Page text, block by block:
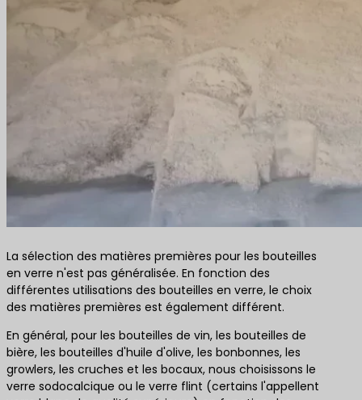
La sélection des matières premières pour les bouteilles
en verre n'est pas généralisée. En fonction des
différentes utilisations des bouteilles en verre, le choix
des matières premières est également différent.
En général, pour les bouteilles de vin, les bouteilles de
bière, les bouteilles d'huile d'olive, les bonbonnes, les
growlers, les cruches et les bocaux, nous choisissons le
verre sodocalcique ou le verre flint (certains l'appellent